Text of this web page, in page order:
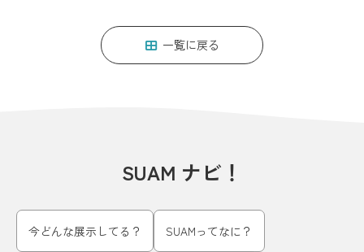
一覧に戻る
SUAM ナビ！
今どんな展示してる？ SUAMってなに？